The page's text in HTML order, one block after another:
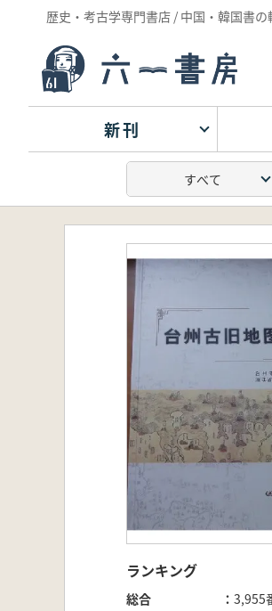
歴史・考古学専門書店 / 中国・韓国書
新刊
ランキング
総合
3,955